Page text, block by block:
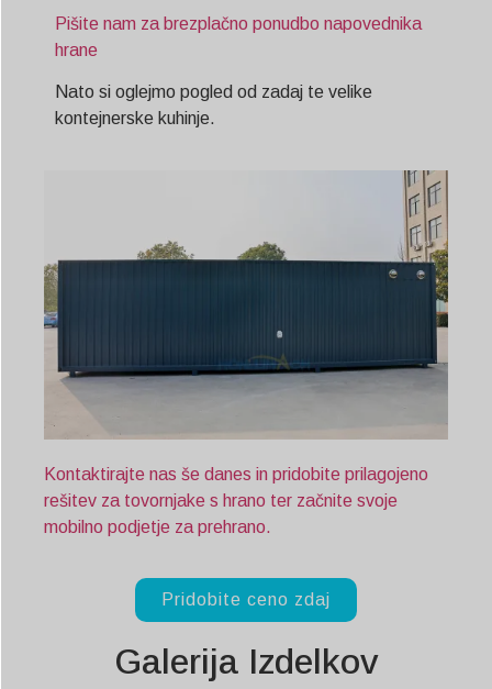
Pišite nam za brezplačno ponudbo napovednika
hrane
Nato si oglejmo pogled od zadaj te velike
kontejnerske kuhinje.
Kontaktirajte nas še danes in pridobite prilagojeno
rešitev za tovornjake s hrano ter začnite svoje
mobilno podjetje za prehrano.
Pridobite ceno zdaj
Galerija Izdelkov